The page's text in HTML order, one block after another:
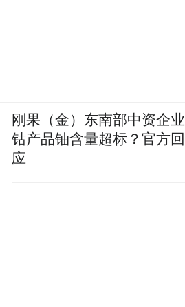
刚果（金）东南部中资企业
钴产品铀含量超标？官方回
应